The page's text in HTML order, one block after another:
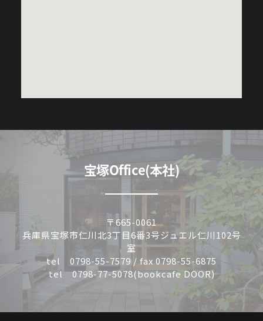
宝塚Office(本社)
〒665-0061
兵庫県宝塚市仁川北3丁目6番3号ジュエル仁川102号
室
tel 0798-55-7579 / fax 0798-55-6875
tel 0798-77-5078(bookcafe DOOR)